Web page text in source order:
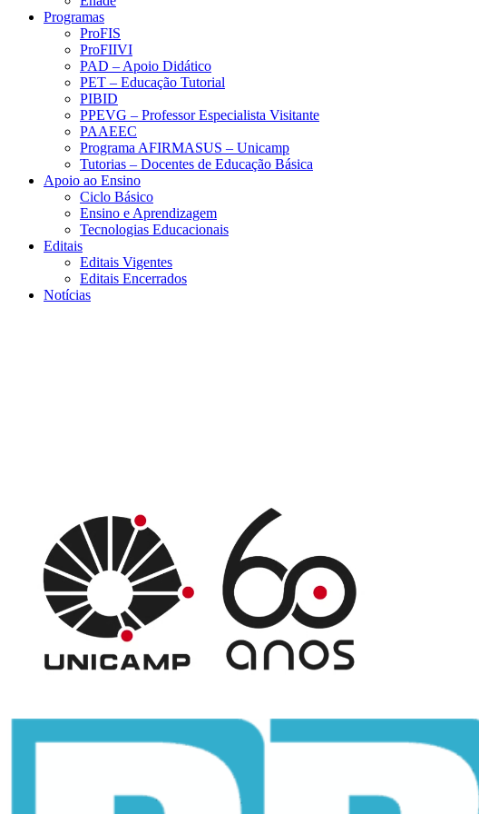
Programas
ProFIS
ProFIIVI
PAD – Apoio Didático
PET – Educação Tutorial
PIBID
PPEVG – Professor Especialista Visitante
PAAEEC
Programa AFIRMASUS – Unicamp
Tutorias – Docentes de Educação Básica
Apoio ao Ensino
Ciclo Básico
Ensino e Aprendizagem
Tecnologias Educacionais
Editais
Editais Vigentes
Editais Encerrados
Notícias